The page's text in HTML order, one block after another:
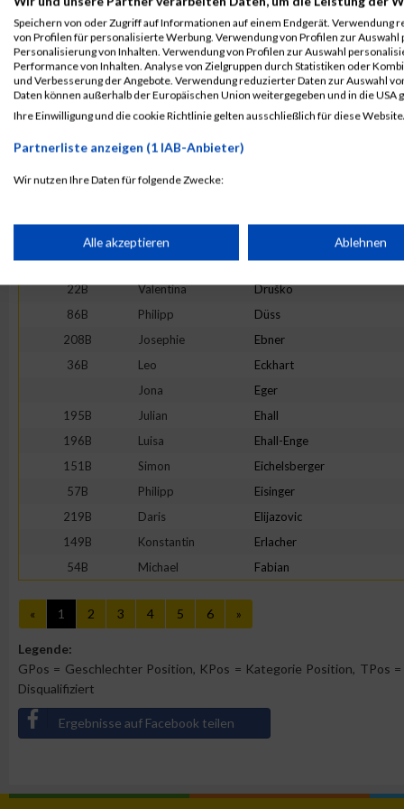
1B
Viktoria Danda
42B
Tima Debenjak
268C
Emilio Delvecchio
213B Lean Delvecchio
269B
Iris Dengg
197B
Alexander
194B Emilia
203B
Moritz
214B
Fionn Dremel
22B
Valentina Druško
86B
Philipp Düss
208B
Josephie Ebner
36B
Leo Eckhart
Jona
Eger
195B
Julian Ehall
196B
Luisa Ehall-Enge
151B
Simon Eichelsberger
57B
Philipp Eisinger
219B
Daris Elijazovic
149B
Konstantin Erlacher
54B
Michael Fabian
« 1 2 3 4 5 6 »
Legende:
GPos = Geschlechter Position, KPos = Kategorie Position, TPos
Disqualifiziert
Ergebnisse auf Facebook teilen
Speichern von oder Zugriff auf Informationen auf einem Endgerät. Verwendung
von Profilen für personalisierte Werbung. Verwendung von Profilen zur
Personalisierung von Inhalten. Verwendung von Profilen zur Auswahl
Performance von Inhalten. Analyse von Zielgruppen durch Statistiken oder
und Verbesserung der Angebote. Verwendung reduzierter Daten zur Auswahl
Daten können außerhalb der Europäischen Union weitergegeben und in die USA
Ihre Einwilligung und die cookie Richtlinie gelten ausschließlich für diese
Partnerliste anzeigen (1 IAB-Anbieter)
Wir nutzen Ihre Daten für folgende Zwecke:
Speichern von oder Zugriff auf Informationen auf einem
Verwendung reduzierter Daten zur Auswahl von Werbeanzeigen
Erstellung von Profilen für personalisierte Werbung
Erstellung von Profilen zur Personalisierung von Inhalten
Verwendung von Profilen zur Auswahl personalisierter Inhalte
Messung der Werbeleistung
Messung der Performance von Inhalten
Analyse von Zielgruppen durch Statistiken oder
verschiedenen Quellen
Entwicklung und Verbesserung der Angebote
Verwendung reduzierter Daten zur Auswahl von Inhalten
Alle akzeptieren Ablehnen